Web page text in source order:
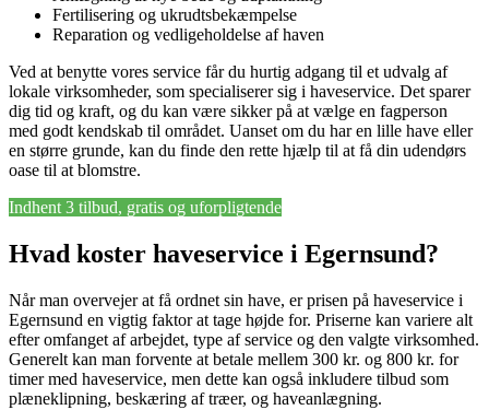
Fertilisering og ukrudtsbekæmpelse
Reparation og vedligeholdelse af haven
Ved at benytte vores service får du hurtig adgang til et udvalg af
lokale virksomheder, som specialiserer sig i haveservice. Det sparer
dig tid og kraft, og du kan være sikker på at vælge en fagperson
med godt kendskab til området. Uanset om du har en lille have eller
en større grunde, kan du finde den rette hjælp til at få din udendørs
oase til at blomstre.
Indhent 3 tilbud, gratis og uforpligtende
Hvad koster haveservice i Egernsund?
Når man overvejer at få ordnet sin have, er prisen på haveservice i
Egernsund en vigtig faktor at tage højde for. Priserne kan variere alt
efter omfanget af arbejdet, type af service og den valgte virksomhed.
Generelt kan man forvente at betale mellem 300 kr. og 800 kr. for
timer med haveservice, men dette kan også inkludere tilbud som
plæneklipning, beskæring af træer, og haveanlægning.